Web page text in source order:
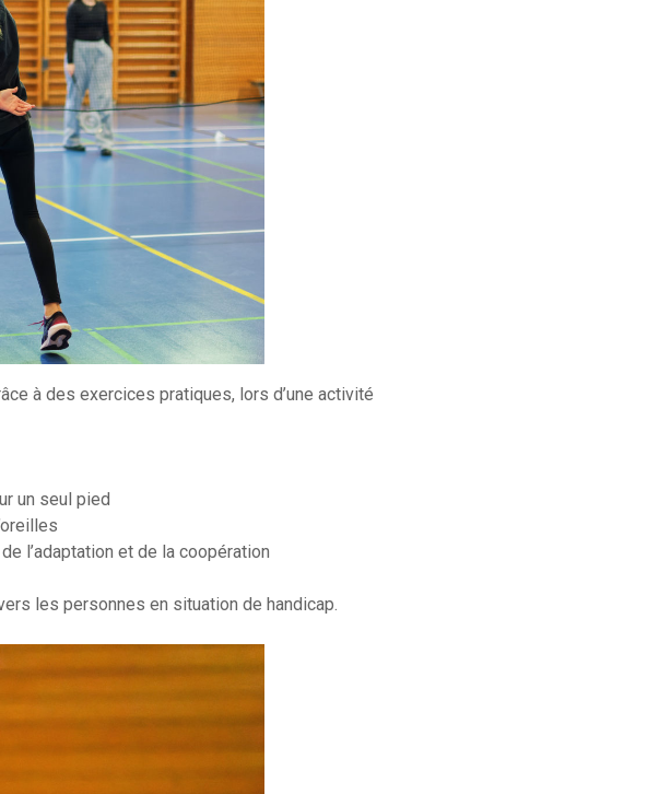
à des exercices pratiques, lors d’une activité
un seul pied
l’adaptation et de la coopération
les personnes en situation de handicap.